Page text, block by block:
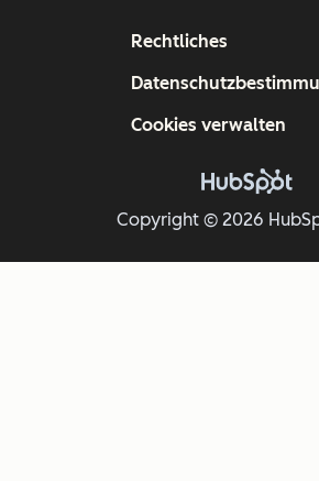
Copyright © 2026
Rechtliches
Cookies verwalten